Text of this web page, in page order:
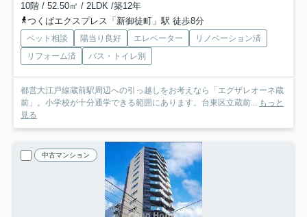
10階 / 52.50㎡ / 2LDK /築12年
つくばエクスプレス「新御徒町」駅 徒歩8分
ペット相談 陽当り良好 エレベーター
リノベーション済
リフォーム済
バス・トイレ別
都営大江戸線蔵前駅周辺への引っ越しをお考えなら「エグザレオーネ蔵
前」。小学校が十分通学できる範囲にあります。台東区立蔵前... もっと
見る
中古マンション